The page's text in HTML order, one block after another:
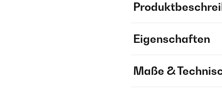
Eigenschaften
Maße &